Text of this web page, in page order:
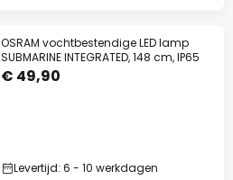
OSRAM vochtbestendige LED lamp
SUBMARINE INTEGRATED, 148 cm, IP65
€ 49,90
Levertijd: 6 - 10 werkdagen